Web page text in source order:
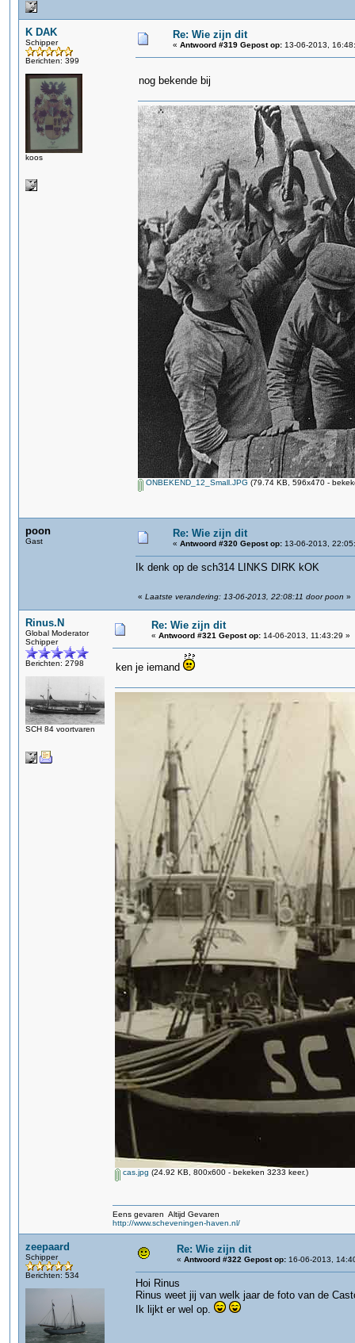
K DAK
Schipper
Berichten: 399
koos
Re: Wie zijn dit
« Antwoord #319 Gepost op: 13-06-2013,
nog bekende bij
ONBEKEND_12_Small.JPG (79.74 KB, 596x470 -
poon
Gast
Re: Wie zijn dit
« Antwoord #320 Gepost op: 13-06-2013,
Ik denk op de sch314 LINKS DIRK kOK
« Laatste verandering: 13-06-2013, 22:08:11 door poon »
Rinus.N
Global Moderator
Schipper
Berichten: 2798
SCH 84 voortvaren
Re: Wie zijn dit
« Antwoord #321 Gepost op: 14-06-2013, 11:43:29 »
ken je iemand
cas.jpg (24.92 KB, 800x600 - bekeken 3233 keer.)
Eens gevaren Altijd Gevaren
http://www.scheveningen-haven.nl/
zeepaard
Schipper
Berichten: 534
Re: Wie zijn dit
« Antwoord #322 Gepost op: 16-06-2013,
Hoi Rinus
Rinus weet jij van welk jaar de foto van de
Ik lijkt er wel op.